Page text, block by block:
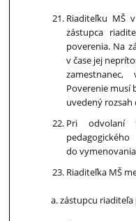
Riaditeľku MŠ
zástupca
poverenia. Na
v čase jej
Poverenie musí
uvedený
Pri odvolaní
do
Riaditeľka MŠ
zástupcu riaditeľa